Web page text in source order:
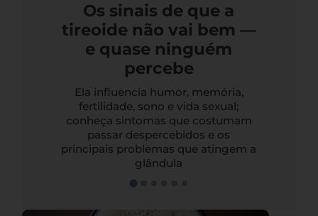
Os sinais de que a
tireoide não vai bem —
e quase ninguém
percebe
Ela influencia humor, memória,
fertilidade, sono e vida sexual;
conheça sintomas que costumam
passar despercebidos e os
principais problemas que atingem a
glândula